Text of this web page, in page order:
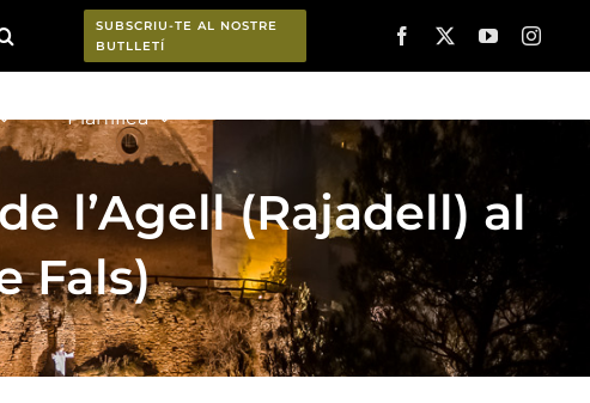
SUBSCRIU-TE AL NOSTRE
BUTLLETÍ
Planifica
l’Agell (Rajadell) al
Fals)